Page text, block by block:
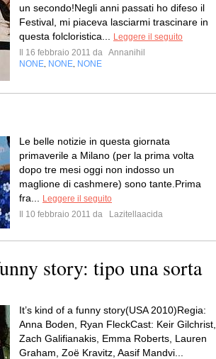
un secondo!Negli anni passati ho difeso il
Festival, mi piaceva lasciarmi trascinare in
questa folcloristica...
Leggere il seguito
Il 16 febbraio 2011 da Annanihil
NONE NONE NONE
Le belle notizie in questa giornata
primaverile a Milano (per la prima volta
dopo tre mesi oggi non indosso un
maglione di cashmere) sono tante.Prima
fra...
Leggere il seguito
Il 10 febbraio 2011 da
Lazitellaacida
story: tipo una sorta
It’s kind of a funny story(USA 2010)Regia:
Anna Boden, Ryan FleckCast: Keir Gilchrist,
Zach Galifianakis, Emma Roberts, Lauren
Graham, Zoë Kravitz, Aasif Mandvi...